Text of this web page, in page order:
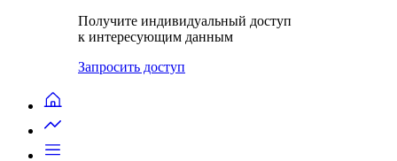
Получите индивидуальный доступ
к интересующим данным
Запросить доступ